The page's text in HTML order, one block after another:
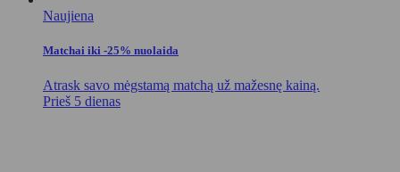
Naujiena
Matchai iki -25% nuolaida
Atrask savo mėgstamą matchą už mažesnę kainą.
Prieš 5 dienas